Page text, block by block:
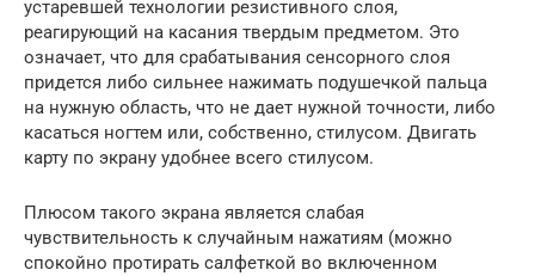
устаревшей технологии резистивного слоя,
реагирующий на касания твердым предметом. Это
означает, что для срабатывания сенсорного слоя
придется либо сильнее нажимать подушечкой пальца
на нужную область, что не дает нужной точности, либо
касаться ногтем или, собственно, стилусом. Двигать
карту по экрану удобнее всего стилусом.
Плюсом такого экрана является слабая
чувствительность к случайным нажатиям (можно
спокойно протирать салфеткой во включенном